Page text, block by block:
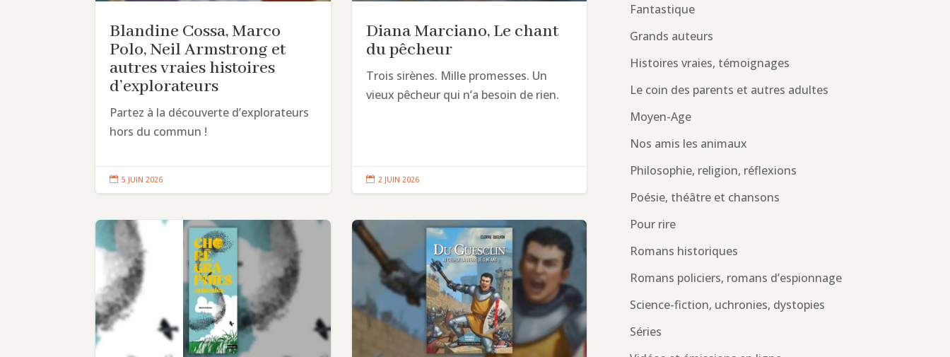
Blandine Cossa, Marco
Polo, Neil Armstrong et
autres vraies histoires
d’explorateurs
Partez à la découverte d’explorateurs
hors du commun !
 5 JUIN 2026
Diana Marciano, Le chant
du pêcheur
Trois sirènes. Mille promesses. Un
vieux pêcheur qui n’a besoin de rien.
 2 JUIN 2026
Fantastique
Grands auteurs
Histoires vraies, témoignages
Le coin des parents et autres adultes
Moyen-Age
Nos amis les animaux
Philosophie, religion, réflexions
Poésie, théâtre et chansons
Pour rire
Romans historiques
Romans policiers, romans d’espionnage
Science-fiction, uchronies, dystopies
Séries